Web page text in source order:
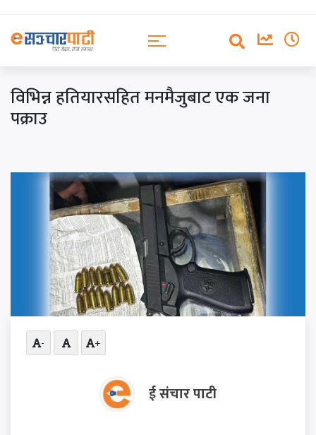
विभिन्न हतियारसहित मनमैजुबाट एक जना
पक्राउ
- +
ई संचार पाटी